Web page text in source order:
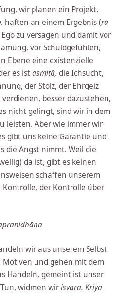
wir planen ein Projekt.
haften an einem Ergebnis (rā​
zu versagen und damit vor
vor Schuldgefühlen,
Ebene eine existenzielle
es istasmitā​, die Ichsucht,
der Stolz, der Ehrgeiz
besser dazustehen,
nicht gelingt, sind wir in dem
leisten. Aber wie immer wir
gibt uns keine Garantie und
die Angst nimmt. Weil die
da ist, gibt es keinen
schaffen unserem
Kontrolle, der Kontrolle über
wir aus unserem Selbst
Motiven und gehen mit dem
Handeln, gemeint ist unser
widmen wirisvara. Kriya